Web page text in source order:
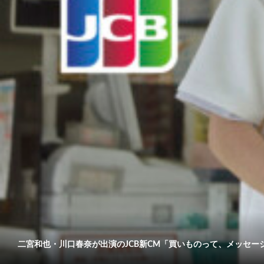
二宮和也・川口春奈が出演のJCB新CM「買いものって、メッセー